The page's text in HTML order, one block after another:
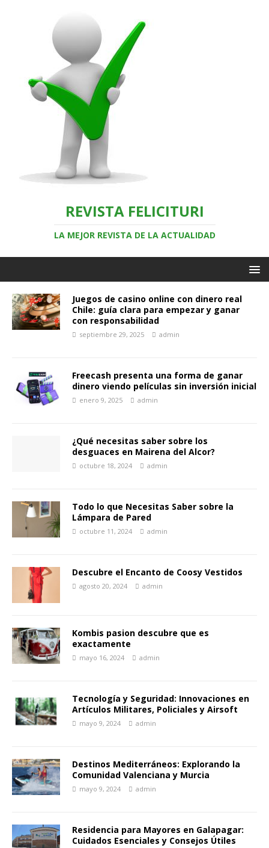
REVISTA FELICITURI
LA MEJOR REVISTA DE LA ACTUALIDAD
Juegos de casino online con dinero real
Chile: guía clara para empezar y ganar
con responsabilidad
septiembre 29, 2025 admin
Freecash presenta una forma de ganar
dinero viendo películas sin inversión inicial
enero 9, 2025 admin
¿Qué necesitas saber sobre los
desguaces en Mairena del Alcor?
octubre 18, 2024 admin
Todo lo que Necesitas Saber sobre la
Lámpara de Pared
octubre 11, 2024 admin
Descubre el Encanto de Coosy Vestidos
agosto 20, 2024 admin
Kombis pasion descubre que es
exactamente
mayo 16, 2024 admin
Tecnología y Seguridad: Innovaciones en
Artículos Militares, Policiales y Airsoft
mayo 9, 2024 admin
Destinos Mediterráneos: Explorando la
Comunidad Valenciana y Murcia
mayo 9, 2024 admin
Residencia para Mayores en Galapagar:
Cuidados Esenciales y Consejos Útiles